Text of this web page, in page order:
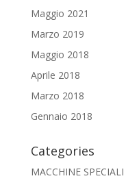
Maggio 2021
Marzo 2019
Maggio 2018
Aprile 2018
Marzo 2018
Gennaio 2018
Categories
MACCHINE SPECIALI